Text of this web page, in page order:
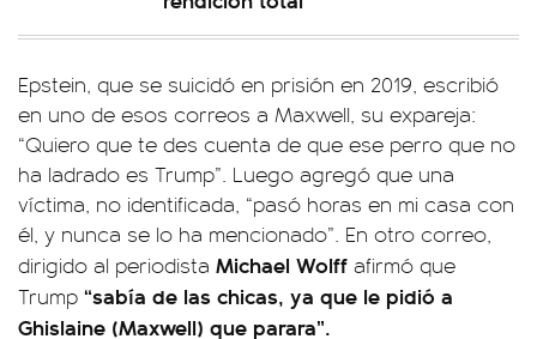
Epstein, que se suicidó en prisión en 2019, escribió
en uno de esos correos a Maxwell, su expareja:
“Quiero que te des cuenta de que ese perro que no
ha ladrado es Trump”. Luego agregó que una
víctima, no identificada, “pasó horas en mi casa con
él, y nunca se lo ha mencionado”. En otro correo,
dirigido al periodista Michael Wolff afirmó que
Trump “sabía de las chicas, ya que le pidió a
Ghislaine (Maxwell) que parara”.